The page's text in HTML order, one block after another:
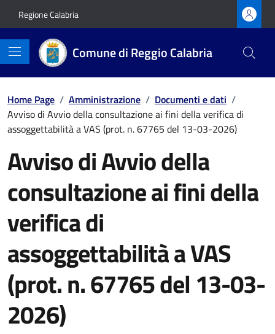
Regione Calabria
Comune di Reggio Calabria
Home Page / Amministrazione / Documenti e dati /
Avviso di Avvio della consultazione ai fini della verifica di
assoggettabilità a VAS (prot. n. 67765 del 13-03-2026)
Avviso di Avvio della
consultazione ai fini della
verifica di
assoggettabilità a VAS
(prot. n. 67765 del 13-03-
2026)